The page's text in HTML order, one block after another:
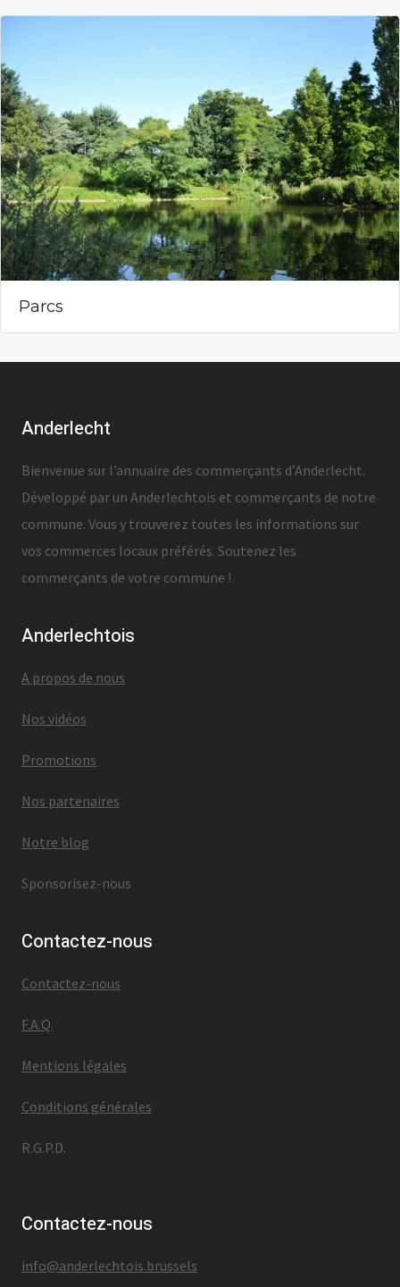
Parcs
Anderlecht
Bienvenue sur l’annuaire des commerçants d’Anderlecht.
Développé par un Anderlechtois et commerçants de notre
commune. Vous y trouverez toutes les informations sur
vos commerces locaux préférés. Soutenez les
commerçants de votre commune !
Anderlechtois
A propos de nous
Nos vidéos
Promotions
Nos partenaires
Notre blog
Sponsorisez-nous
Contactez-nous
Contactez-nous
F.A.Q.
Mentions légales
Conditions générales
R.G.P.D.
Contactez-nous
info@anderlechtois.brussels